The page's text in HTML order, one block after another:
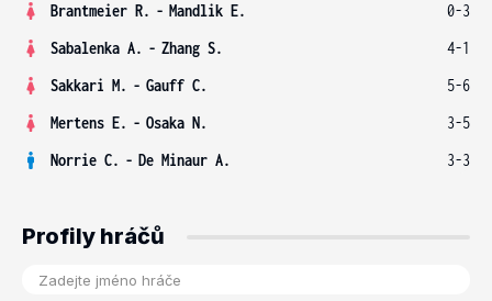
Brantmeier R. - Mandlik E.
0-3
Sabalenka A. - Zhang S.
4-1
Sakkari M. - Gauff C.
5-6
Mertens E. - Osaka N.
3-5
Norrie C. - De Minaur A. 3-3
Profily hráčů